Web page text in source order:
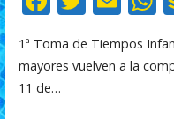
ac
e
b
ittai
h
s
1ª Toma de Tiempos
mayores vuelven a la
11 de…